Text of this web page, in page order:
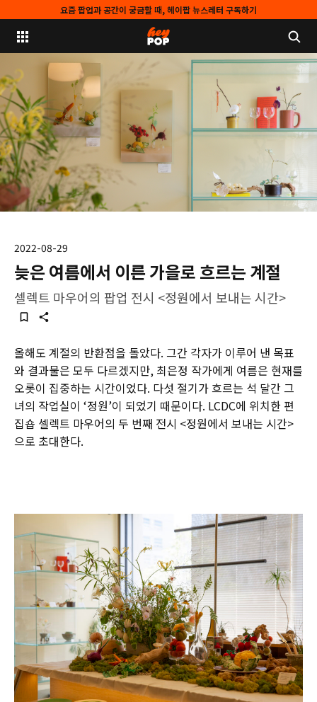
요즘 팝업과 공간이 궁금할 때, 헤이팝 뉴스레터 구독하기
2022-08-29
늦은 여름에서 이른 가을로 흐르는 계절
셀렉트 마우어의 팝업 전시 <정원에서 보내는 시간>
올해도 계절의 반환점을 돌았다. 그간 각자가 이루어 낸 목표
와 결과물은 모두 다르겠지만, 최은정 작가에게 여름은 현재를
오롯이 집중하는 시간이었다. 다섯 절기가 흐르는 석 달간 그
녀의 작업실이 ‘정원’이 되었기 때문이다. LCDC에 위치한 편
집숍 셀렉트 마우어의 두 번째 전시 <정원에서 보내는 시간>
으로 초대한다.